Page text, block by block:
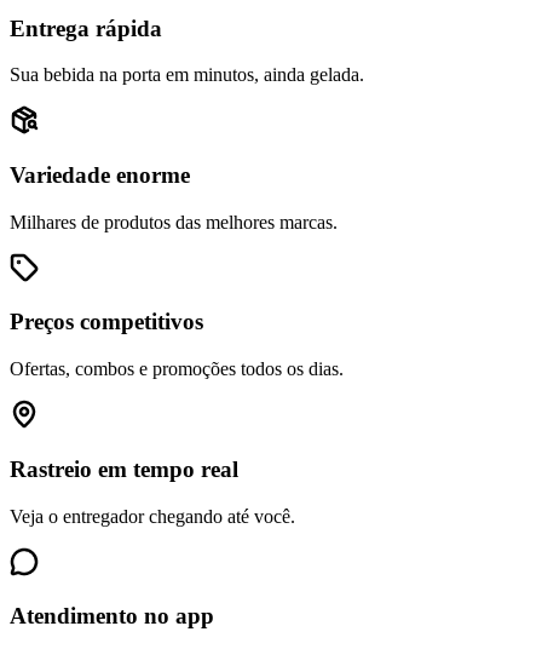
Entrega rápida
Sua bebida na porta em minutos, ainda gelada.
Variedade enorme
Milhares de produtos das melhores marcas.
Preços competitivos
Ofertas, combos e promoções todos os dias.
Rastreio em tempo real
Veja o entregador chegando até você.
Atendimento no app